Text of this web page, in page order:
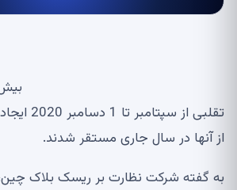
تقلبی از
از آنها در سال جاری مستقر شدند.
به گفته شرکت نظارت بر ریسک بلاک